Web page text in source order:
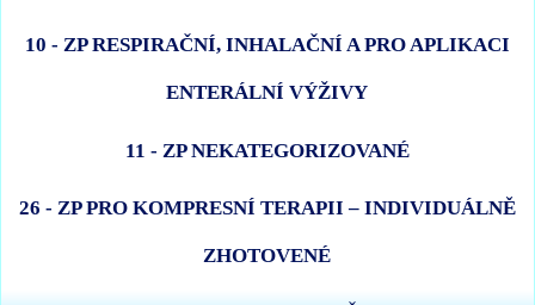
10 - ZP RESPIRAČNÍ, INHALAČNÍ A PRO APLIKACI
ENTERÁLNÍ VÝŽIVY
11 - ZP NEKATEGORIZOVANÉ
26 - ZP PRO KOMPRESNÍ TERAPII – INDIVIDUÁLNĚ
ZHOTOVENÉ